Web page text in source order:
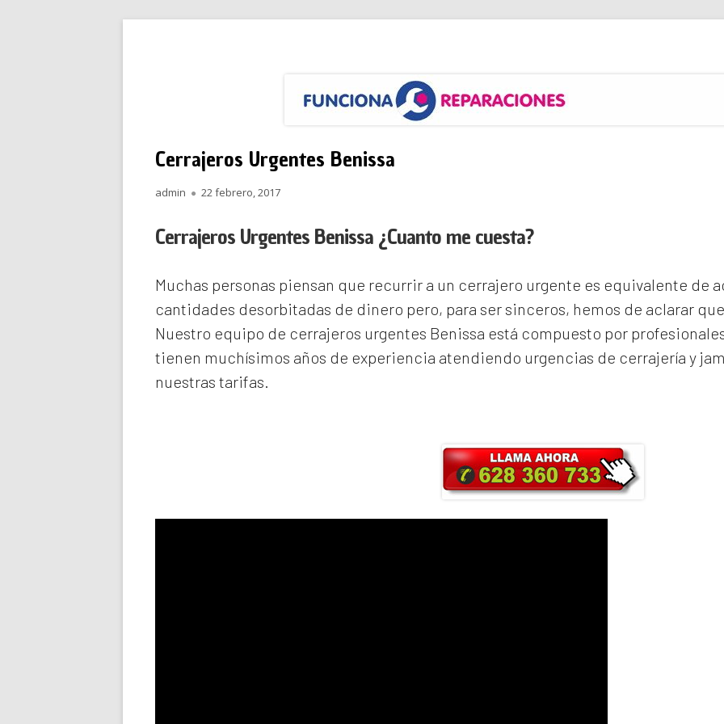
Cerrajeros Urgentes Benissa
Autor
admin
Publicado
22 febrero, 2017
Cerrajeros Urgentes Benissa ¿Cuanto me cuesta?
Muchas personas piensan que recurrir a un cerrajero urgente es equivalente de
cantidades desorbitadas de dinero pero, para ser sinceros, hemos de aclarar
Nuestro equipo de cerrajeros urgentes Benissa está compuesto por
tienen muchísimos años de experiencia atendiendo urgencias de cerrajería y
nuestras tarifas.